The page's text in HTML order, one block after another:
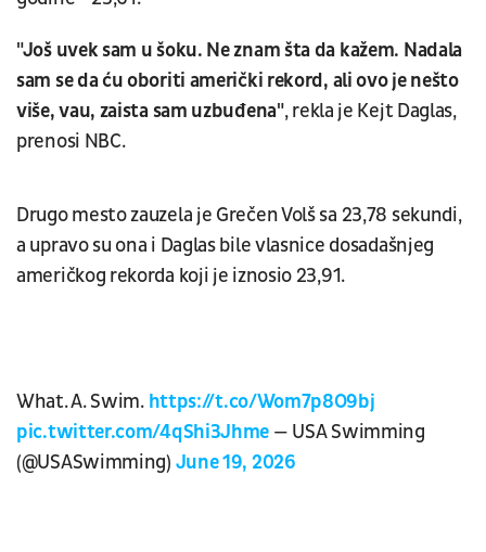
"Još uvek sam u šoku. Ne znam šta da kažem. Nadala
sam se da ću oboriti američki rekord, ali ovo je nešto
više, vau, zaista sam uzbuđena", rekla je Kejt Daglas,
prenosi NBC.
Drugo mesto zauzela je Grečen Volš sa 23,78 sekundi,
a upravo su ona i Daglas bile vlasnice dosadašnjeg
američkog rekorda koji je iznosio 23,91.
What. A. Swim. https://t.co/Wom7p8O9bj
pic.twitter.com/4qShi3Jhme — USA Swimming
(@USASwimming) June 19, 2026